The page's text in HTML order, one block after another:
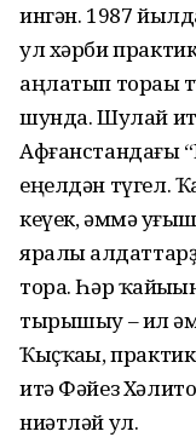
ингән. 1987
ул хәрби
аңлатып тораһы
шунда. Шулай
Афған­стан­дағы
еңелдән түгел.
кеүек, әммә
яралы
тора. Һәр
тырышыу – ил
Ҡыҫҡаһы,
итә Фәйез
ниәтләй ул.